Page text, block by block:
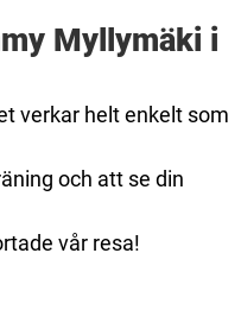
Myllymäki i
verkar helt enkelt som
och att se din
vår resa!